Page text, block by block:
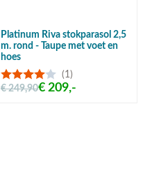
Platinum Riva stokparasol 2,5
m. rond - Taupe met voet en
hoes
(1)
€ 249,90€ 209,-